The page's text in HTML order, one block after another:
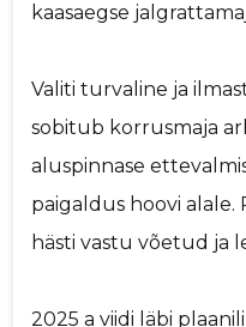
kaasaegse
Valiti turvaline ja
sobitub korrusmaja
aluspinnase
paigaldus hoovi
hästi vastu võetud ja
2025 a viidi läbi